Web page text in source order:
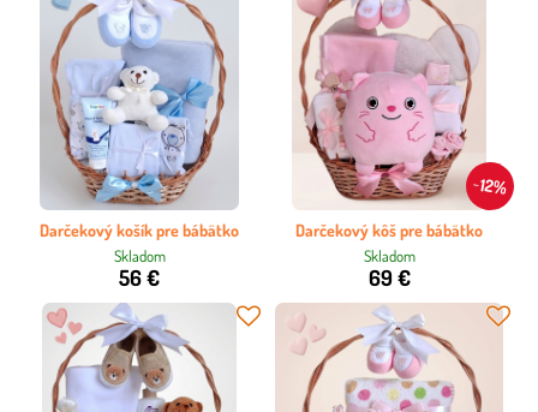
Darčekový košík pre bábätko
Skladom
56 €
12%
Darčekový kôš pre bábätko
Skladom
69 €